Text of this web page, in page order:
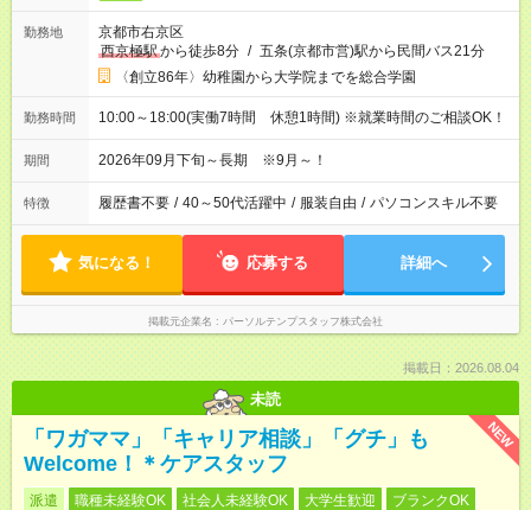
勤務地
京都市右京区
西京極駅から徒歩8分 / 五条(京都市営)駅から民間バス21分
〈創立86年〉幼稚園から大学院までを総合学園
勤務時間 10:00～18:00(実働7時間 休憩1時間) ※就業時間のご相談OK！
期間 2026年09月下旬～長期 ※9月～！
特徴 履歴書不要 / 40～50代活躍中 / 服装自由 / パソコンスキル不要
気になる！ 応募する 詳細へ
掲載元企業名 パーソルテンプスタッフ株式会社
掲載日：2026.08.04
未読
NEW
「ワガママ」「キャリア相談」「グチ」も
Welcome！＊ケアスタッフ
派遣 職種未経験OK 社会人未経験OK 大学生歓迎
ブランクOK